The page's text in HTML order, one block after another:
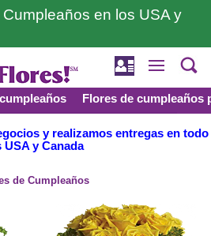
en los USA y
Flores de cumpleaños
y realizamos entregas en todo
USA y Canada
de Cumpleaños